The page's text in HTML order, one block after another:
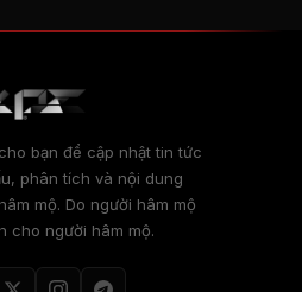
bạn để cập nhật tin tức
phân tích và nội dung
mộ. Do người hâm mộ
cho người hâm mộ.